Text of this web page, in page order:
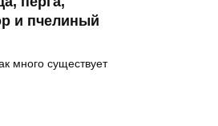
и пчелиный
много существует